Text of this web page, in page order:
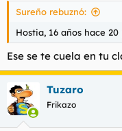
Sureño rebuznó:
Hostia, 16 años hace
Ese se te cuela en tu
Tuzaro
Frikazo